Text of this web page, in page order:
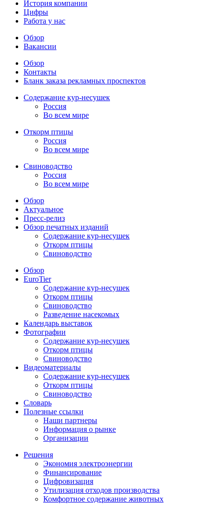
История компании
Цифры
Работа у нас
Обзор
Вакансии
Обзор
Контакты
Бланк заказа рекламных проспектов
Содержание кур-несушек
Россия
Во всем мире
Откорм птицы
Россия
Во всем мире
Свиноводство
Россия
Во всем мире
Обзор
Актуальное
Пресс-релиз
Обзор печатных изданий
Содержание кур-несушек
Откорм птицы
Свиноводство
Обзор
EuroTier
Содержание кур-несушек
Откорм птицы
Свиноводство
Разведение насекомых
Календарь выставок
Фотографии
Содержание кур-несушек
Откорм птицы
Свиноводство
Видеоматериалы
Содержание кур-несушек
Откорм птицы
Свиноводство
Словарь
Полезные ссылки
Наши партнеры
Информация о рынке
Организации
Решения
Экономия электроэнергии
Финансирование
Цифровизация
Утилизация отходов производства
Комфортное содержание животных